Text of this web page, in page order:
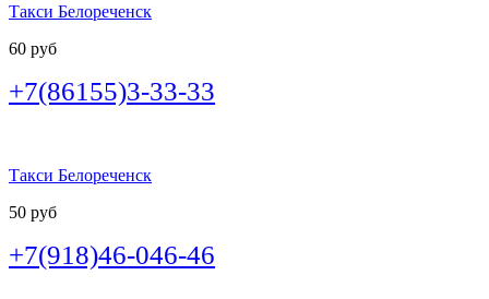
Такси Белореченск
60 руб
+7(86155)3-33-33
Такси Белореченск
50 руб
+7(918)46-046-46